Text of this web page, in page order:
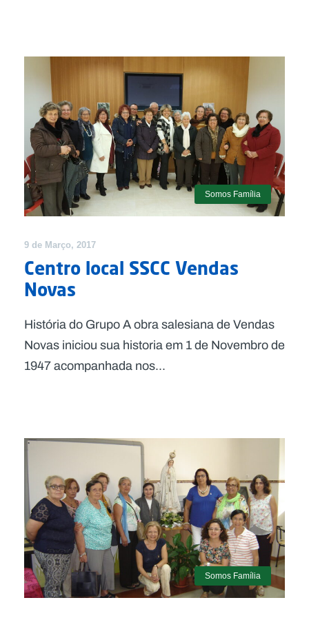
Somos Família
9 de Março, 2017
Centro local SSCC Vendas
Novas
História do Grupo A obra salesiana de Vendas
Novas iniciou sua historia em 1 de Novembro de
1947 acompanhada nos...
Somos Família